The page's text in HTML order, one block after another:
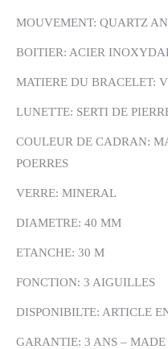
MOUVEMENT: QUARTZ
BOITIER: ACIER
MATIERE DU BRACELET:
LUNETTE: SERTI DE
COULEUR DE CADRAN:
POERRES
VERRE: MINERAL
DIAMETRE: 40 MM
ETANCHE: 30 M
FONCTION: 3 AIGUILLES
DISPONIBILTE: ARTICLE
GARANTIE: 3 ANS –